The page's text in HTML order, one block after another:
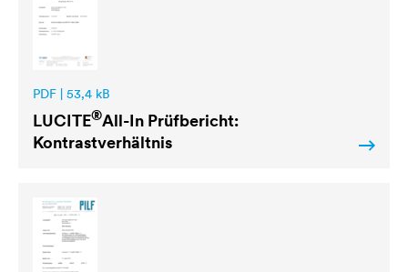
PDF | 53,4 kB
LUCITE®All-In Prüfbericht:
Kontrastverhältnis